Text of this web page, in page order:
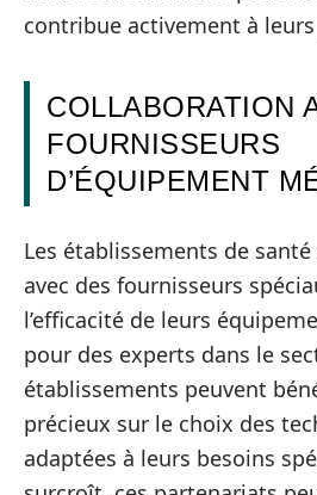
contribue activement à
COLLABORATION
FOURNISSEURS
D’ÉQUIPEMENT
Les établissements de
avec des fournisseurs
l’efficacité de leurs
pour des experts dans le
établissements peuvent
précieux sur le choix des
adaptées à leurs besoins